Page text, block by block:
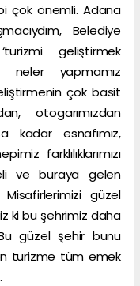
çok önemli. Adana
Belediye
geliştirmek
neler yapmamız
çok basit
otogarımızdan
kadar esnafımız,
farklılıklarımızı
ve buraya gelen
güzel
ki bu şehrimiz daha
güzel şehir bunu
turizme tüm emek